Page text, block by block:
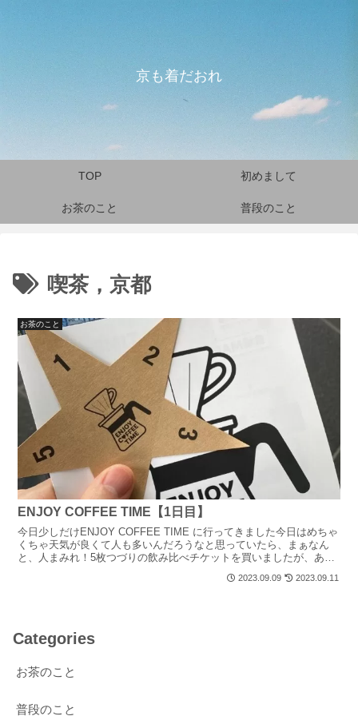
京も着だおれ
TOP 初めまして
お茶のこと 普段のこと
喫茶，京都
お茶のこと
ENJOY COFFEE TIME【1日目】
今日少しだけENJOY COFFEE TIME に行ってきました今日はめちゃ
くちゃ天気が良くて人も多いんだろうなと思っていたら、まぁなん
と、人まみれ！5枚つづりの飲み比べチケットを買いましたが、あま
2023.09.09 2023.09.11
Categories
お茶のこと
普段のこと